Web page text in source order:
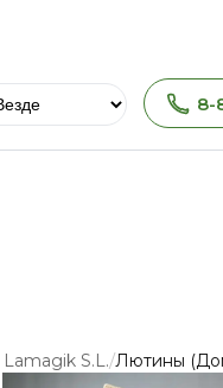
8-
S.L./Лютины